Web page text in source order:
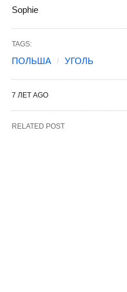
Sophie
TAGS:
ПОЛЬША УГОЛЬ
7 ЛЕТ AGO
RELATED POST